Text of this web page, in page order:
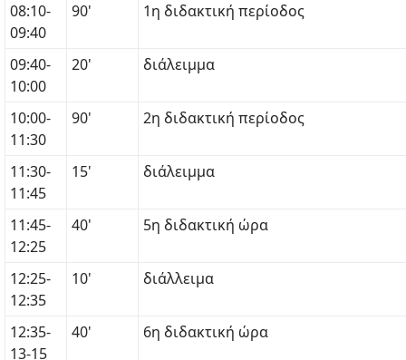
08:10-
09:40
90' 1η διδακτική περίοδος
09:40-
10:00
20' διάλειμμα
10:00-
11:30
90' 2η διδακτική περίοδος
11:30-
11:45
15' διάλειμμα
11:45-
12:25
40' 5η διδακτική ώρα
12:25-
12:35
10' διάλλειμα
12:35-
13-15
40' 6η διδακτική ώρα